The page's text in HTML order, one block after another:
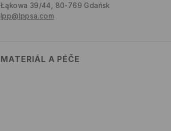
Łąkowa 39/44, 80-769 Gdańsk
lpp@lppsa.com
MATERIÁL A PÉČE